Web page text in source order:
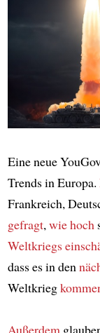
Eine neue
Trends in Europa.
Frankreich,
gefragt,wie hoch
Weltkriegs
dass es in den
Weltkrieg
Außerdem